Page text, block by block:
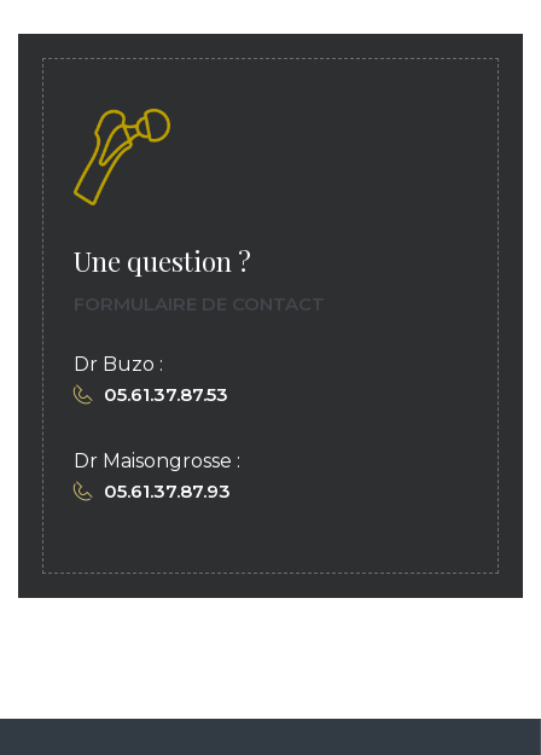
Une question ?
FORMULAIRE DE CONTACT
Dr Buzo :
05.61.37.87.53
Dr Maisongrosse :
05.61.37.87.93